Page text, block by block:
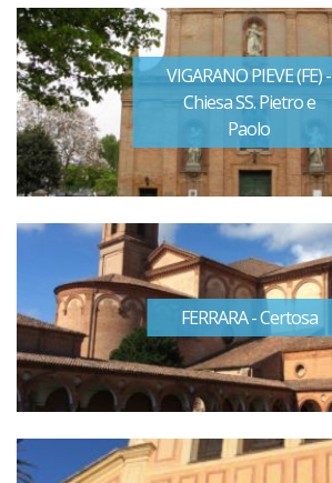
VIGARANO PIEVE (FE) -
Chiesa SS. Pietro e
Paolo
FERRARA - Certosa